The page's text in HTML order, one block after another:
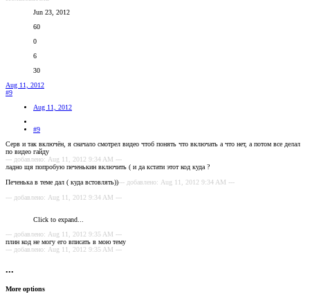
Jun 23, 2012
60
0
6
30
Aug 11, 2012
#9
Aug 11, 2012
#9
Серв и так включён, я сначало смотрел видео чтоб понять что включать а что нет, а потом все делал
по видео гайду
--- добавлено: Aug 11, 2012 9:34 AM ---
ладно щя попробую печенькин включить ( и да кстати этот код куда ?
Печенька в теме дал ( куда встовлять))--- добавлено: Aug 11, 2012 9:34 AM ---
--- добавлено: Aug 11, 2012 9:34 AM ---
Click to expand...
--- добавлено: Aug 11, 2012 9:35 AM ---
плин код не могу его вписать в мою тему
--- добавлено: Aug 11, 2012 9:35 AM ---
•••
More options